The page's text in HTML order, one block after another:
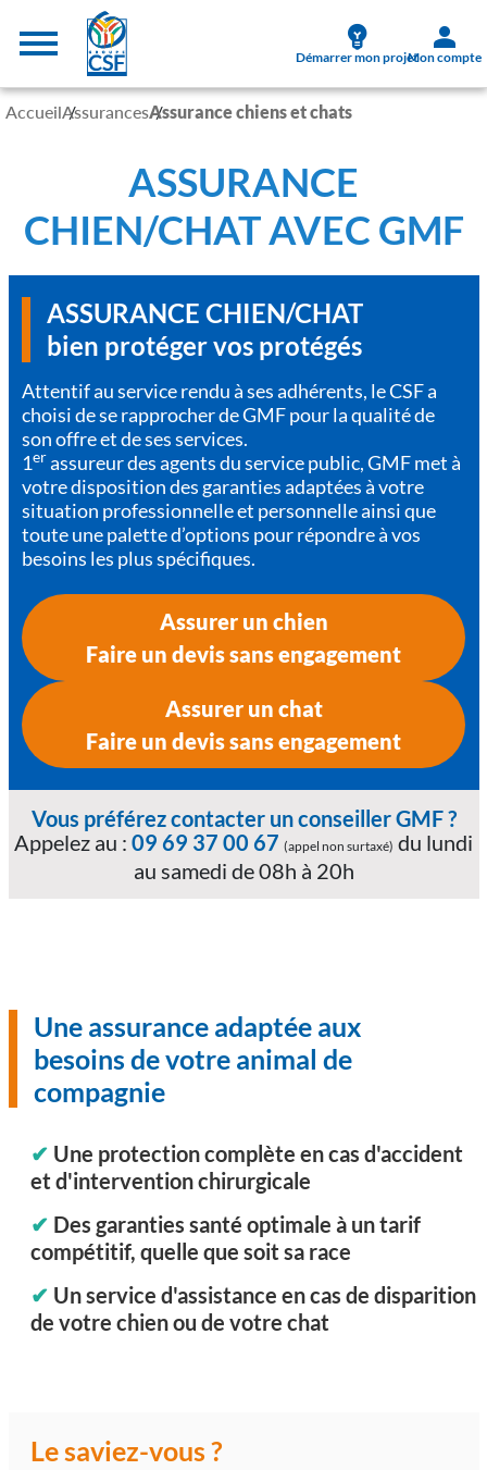
Aller au contenu principal
Démarrer mon projetMon compte
AccueilAssurancesAssurance chiens et chats
ASSURANCE
CHIEN/CHAT AVEC GMF
ASSURANCE CHIEN/CHAT
bien protéger vos protégés
Attentif au service rendu à ses adhérents, le CSF a
choisi de se rapprocher de GMF pour la qualité de
son offre et de ses services.
1erassureur des agents du service public, GMF met à
votre disposition des garanties adaptées à votre
situation professionnelle et personnelle ainsi que
toute une palette d’options pour répondre à vos
besoins les plus spécifiques.
Assurer un chien
Faire un devis sans engagement
Assurer un chat
Faire un devis sans engagement
Vous préférez contacter un conseiller GMF ?
Appelez au : 09 69 37 00 67 (appel non surtaxé) du lundi
au samedi de 08h à 20h
Une assurance adaptée aux
besoins de votre animal de
compagnie
✔ Une protection complète en cas d'accident
et d'intervention chirurgicale
✔ Des garanties santé optimale à un tarif
compétitif, quelle que soit sa race
✔ Un service d'assistance en cas de disparition
de votre chien ou de votre chat
Le saviez-vous ?